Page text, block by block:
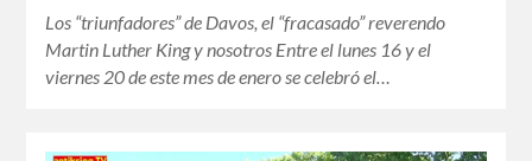
Los “triunfadores” de Davos, el “fracasado” reverendo
Martin Luther King y nosotros Entre el lunes 16 y el
viernes 20 de este mes de enero se celebró el…